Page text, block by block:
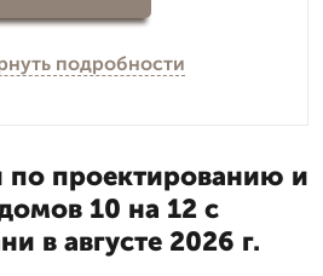
подробности
по проектированию и
10 на 12 с
в августе 2026 г.